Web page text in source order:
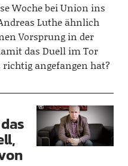
Woche bei Union ins
Luthe ähnlich
Vorsprung in der
das Duell im Tor
richtig angefangen hat?